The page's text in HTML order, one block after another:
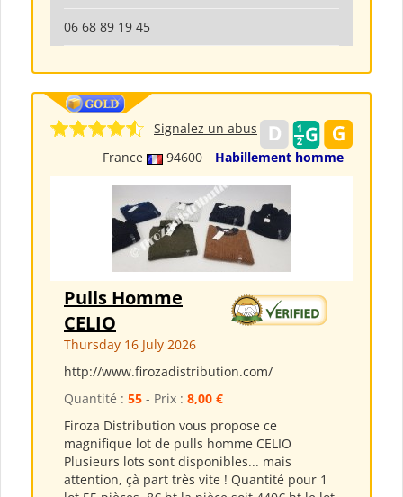
06 68 89 19 45
France 94600 Habillement homme
Signalez un abus
Pulls Homme
CELIO
Thursday 16 July 2026
http://www.firozadistribution.com/
Quantité : 55 - Prix : 8,00 €
Firoza Distribution vous propose ce
magnifique lot de pulls homme CELIO
Plusieurs lots sont disponibles... mais
attention, çà part très vite ! Quantité pour 1